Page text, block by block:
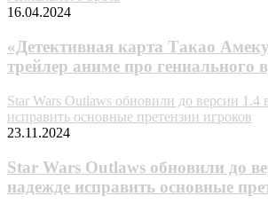
16.04.2024
«Детективная карта Такао
трейлер аниме про гениального
Star Wars Outlaws обновили до версии 1.4
исправить основные претензии игроков
23.11.2024
Star Wars Outlaws обновили до
надежде исправить основные